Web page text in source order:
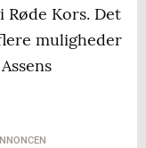
Kors. Det
muligheder